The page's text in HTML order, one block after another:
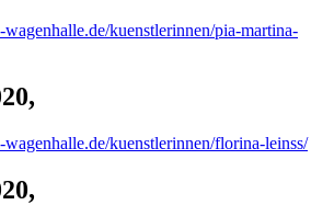
kuenstlerinnen/pia-martina-
,
kuenstlerinnen/florina-leinss/
,